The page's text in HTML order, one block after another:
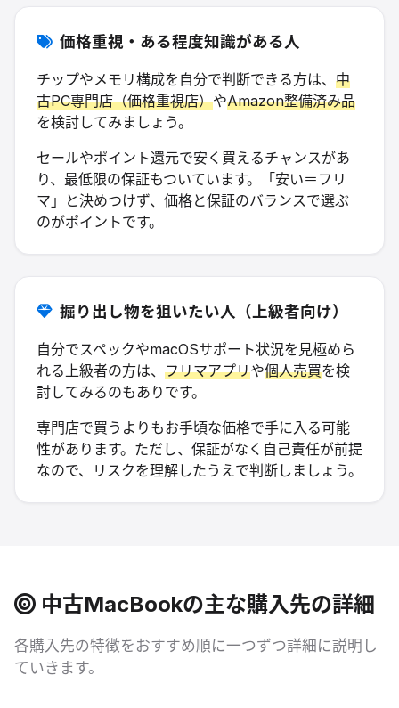
価格重視・ある程度知識がある人
チップやメモリ構成を自分で判断できる方は、 中
古PC専門店（価格重視店）やAmazon整備済み品
を検討してみましょう。
セールやポイント還元で安く買えるチャンスがあ
り、最低限の保証もついています。「安い＝フリ
マ」と決めつけず、価格と保証のバランスで選ぶ
のがポイントです。
掘り出し物を狙いたい人（上級者向け）
自分でスペックやmacOSサポート状況を見極めら
れる上級者の方は、 フリマアプリや個人売買を検
討してみるのもありです。
専門店で買うよりもお手頃な価格で手に入る可能
性があります。ただし、保証がなく自己責任が前提
なので、リスクを理解したうえで判断しましょう。
中古MacBookの主な購入先の詳細
各購入先の特徴をおすすめ順に一つずつ詳細に説明し
ていきます。